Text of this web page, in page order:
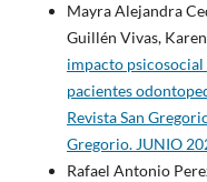
Mayra Alejandra
Guillén Vivas,
impacto
pacientes
Revista San
Gregorio. JUNIO
Rafael Antonio